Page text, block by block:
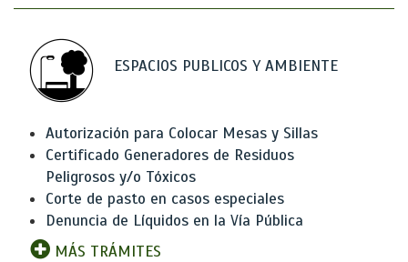
ESPACIOS PUBLICOS Y AMBIENTE
Autorización para Colocar Mesas y Sillas
Certificado Generadores de Residuos
Peligrosos y/o Tóxicos
Corte de pasto en casos especiales
Denuncia de Líquidos en la Vía Pública
MÁS TRÁMITES